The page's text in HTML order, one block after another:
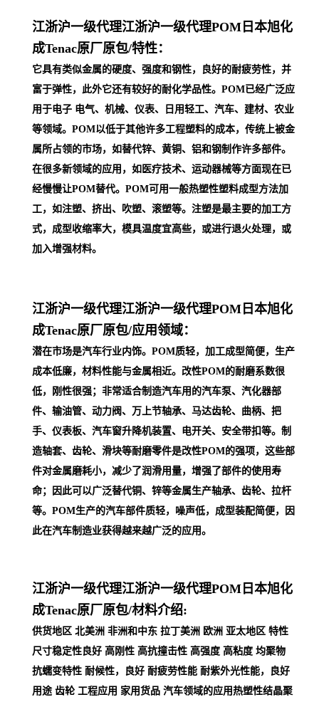
江浙沪一级代理江浙沪一级代理POM日本旭化
成Tenac原厂原包/特性：
它具有类似金属的硬度、强度和钢性，良好的耐疲劳性，并
富于弹性，此外它还有较好的耐化学品性。POM已经广泛应
用于电子 电气、机械、仪表、日用轻工、汽车、建材、农业
等领域。POM以低于其他许多工程塑料的成本，传统上被金
属所占领的市场，如替代锌、黄铜、铝和钢制作许多部件。
在很多新领域的应用，如医疗技术、运动器械等方面现在已
经慢慢让POM替代。POM可用一般热塑性塑料成型方法加
工，如注塑、挤出、吹塑、滚塑等。注塑是最主要的加工方
式，成型收缩率大，模具温度宜高些，或进行退火处理，或
加入增强材料。
江浙沪一级代理江浙沪一级代理POM日本旭化
成Tenac原厂原包/应用领域：
潜在市场是汽车行业内饰。POM质轻，加工成型简便，生产
成本低廉，材料性能与金属相近。改性POM的耐磨系数很
低，刚性很强；非常适合制造汽车用的汽车泵、汽化器部
件、输油管、动力阀、万上节轴承、马达齿轮、曲柄、把
手、仪表板、汽车窗升降机装置、电开关、安全带扣等。制
造轴套、齿轮、滑块等耐磨零件是改性POM的强项，这些部
件对金属磨耗小，减少了润滑用量，增强了部件的使用寿
命；因此可以广泛替代铜、锌等金属生产轴承、齿轮、拉杆
等。POM生产的汽车部件质轻，噪声低，成型装配简便，因
此在汽车制 造业获得越来越广泛的应用。
江浙沪一级代理江浙沪一级代理POM日本旭化
成Tenac原厂原包/材料介绍:
供货地区 北美洲 非洲和中东 拉丁美洲 欧洲 亚太地区 特性
尺寸稳定性良好 高刚性 高抗撞击性 高强度 高粘度 均聚物
抗蠕变特性 耐候性，良好 耐疲劳性能 耐紫外光性能，良好
用途 齿轮 工程应用 家用货品 汽车领域的应用热塑性结晶聚